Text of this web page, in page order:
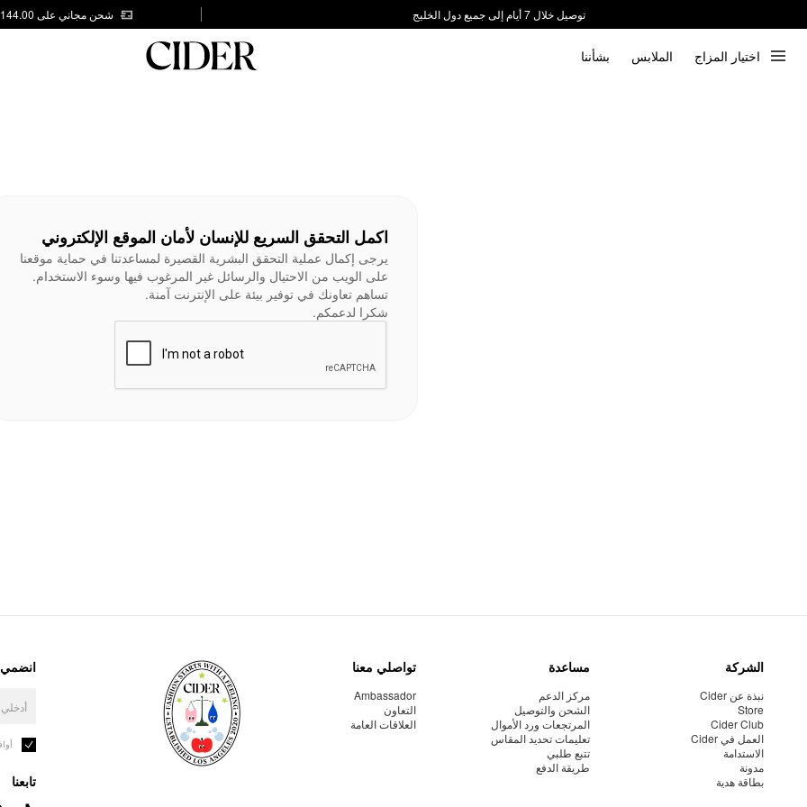
توصيل خلال 7 أيام إلى جميع دول الخليج
شحن مجاني على AED 144.00
اختيار المزاج الملابس بشأننا
اكمل التحقق السريع للإنسان لأمان الموقع الإلكتروني
يرجى إكمال عملية التحقق البشرية القصيرة لمساعدتنا في حماية موقعنا
على الويب من الاحتيال والرسائل غير المرغوب فيها وسوء الاستخدام.
تساهم تعاونك في توفير بيئة على الإنترنت آمنة.
شكرا لدعمكم.
الشركة
نبذة عن Cider
Store
Cider Club
العمل في Cider
الاستدامة
مدونة
بطاقة هدية
مساعدة
مركز الدعم
الشحن والتوصيل
المرتجعات ورد الأموال
تعليمات تحديد المقاس
تتبع طلبي
طريقة الدفع
تواصلي معنا
Ambassador
التعاون
العلاقات العامة
انضمي
تابعنا